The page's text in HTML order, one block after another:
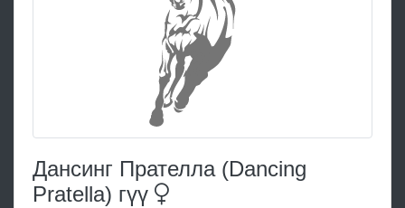
Дансинг Прателла (Dancing
Pratella) гүү